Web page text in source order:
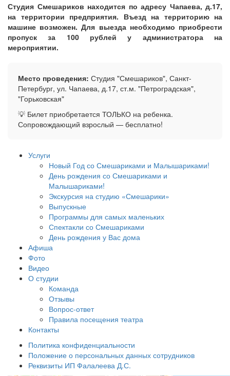
Студия Смешариков находится по адресу Чапаева, д.17,
на территории предприятия. Въезд на территорию на
машине возможен. Для выезда необходимо приобрести
пропуск за 100 рублей у администратора на
мероприятии.
Место проведения: Студия "Смешариков", Санкт-
Петербург, ул. Чапаева, д.17, ст.м. "Петроградская",
"Горьковская"
💡 Билет приобретается ТОЛЬКО на ребенка.
Сопровождающий взрослый — бесплатно!
Услуги
Новый Год со Смешариками и Малышариками!
День рождения со Смешариками и
Малышариками!
Экскурсия на студию «Смешарики»
Выпускные
Программы для самых маленьких
Спектакли со Смешариками
День рождения у Вас дома
Афиша
Фото
Видео
О студии
Команда
Отзывы
Вопрос-ответ
Правила посещения театра
Контакты
Политика конфиденциальности
Положение о персональных данных сотрудников
Реквизиты ИП Фалалеева Д.С.